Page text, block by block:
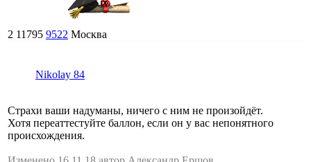
2 11795 9522 Москва
Nikolay 84
Страхи ваши надуманы, ничего с ним не произойдёт.
Хотя переаттестуйте баллон, если он у вас непонятного
происхождения.